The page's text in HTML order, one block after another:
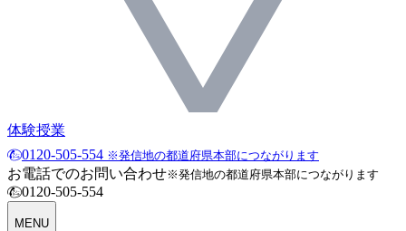
体験授業
0120-505-554 ※発信地の都道府県本部につながります
お電話でのお問い合わせ※発信地の都道府県本部につながります
0120-505-554
MENU